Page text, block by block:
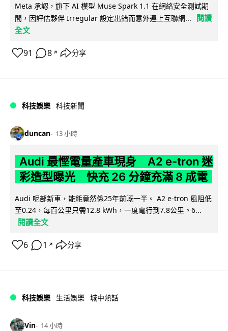
Meta 承認，旗下 AI 模型 Muse Spark 1.1 在網絡安全測試期
間，因評估夥伴 Irregular 設定出錯而意外連上互聯網...
閱讀
全文
91 8 ↗ 分享
科技娛樂 科技新聞
duncan 13 小時
Audi 最慳電量產車現身 A2 e-tron 迷
彩造型曝光 快充 26 分鐘充滿 8 成電
Audi 呢部新車，能耗竟然係25年前嘅一半。 A2 e-tron 風阻低
至0.24，每百公里只需12.8 kWh，一度電行到7.8公里。6...
閱讀全文
6 1 ↗ 分享
科技娛樂 生活娛樂 城中熱話
Vin 14 小時